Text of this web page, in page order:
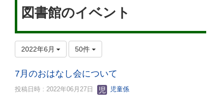
図書館のイベント
2022年6月 50件
7月のおはなし会について
投稿日時 : 2022年06月27日 児童係